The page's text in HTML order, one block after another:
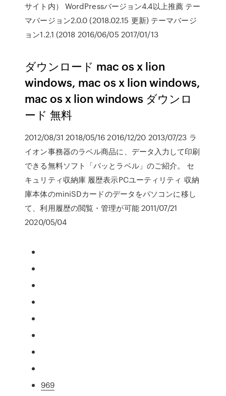
サイト内） WordPressバージョン4.4以上推薦 テー
マバージョン2.0.0 (2018.02.15 更新) テーマバージ
ョン1.2.1 (2018 2016/06/05 2017/01/13
ダウンロード mac os x lion
windows, mac os x lion windows,
mac os x lion windows ダウンロ
ード 無料
2012/08/31 2018/05/16 2016/12/20 2013/07/23 ラ
イオン事務器のラベル商品に、データ入力して印刷
できる無料ソフト「パッとラベル」のご紹介。 セ
キュリティ収納庫 履歴表示PCユーティリティ 収納
庫本体のminiSDカードのデータをパソコンに移し
て、利用履歴の閲覧・管理が可能 2011/07/21
2020/05/04
969